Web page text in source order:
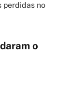
perdidas no
o